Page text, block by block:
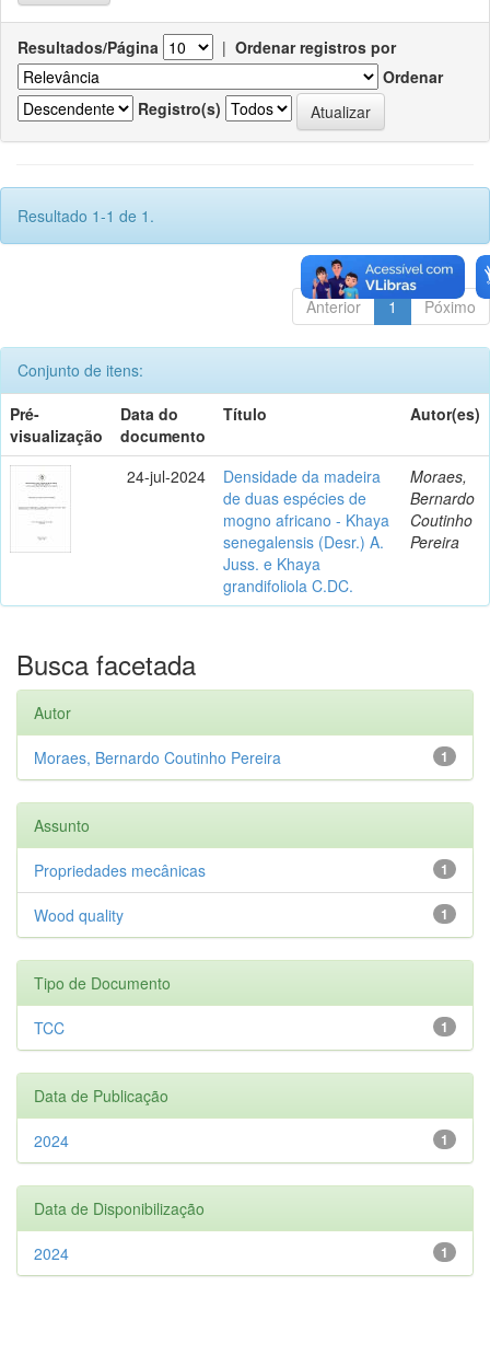
Resultados/Página | Ordenar registros por
Ordenar
Registro(s)
Resultado 1-1 de 1.
Anterior 1 Póximo
Conjunto de itens:
Pré-
visualização
Data do
documento
Título Autor(es)
24-jul-2024
Densidade da madeira
de duas espécies de
mogno africano - Khaya
senegalensis (Desr.) A.
Juss. e Khaya
grandifoliola C.DC.
Moraes,
Bernardo
Coutinho
Pereira
Busca facetada
Autor
1
Moraes, Bernardo Coutinho Pereira
Assunto
1
Propriedades mecânicas
1
Wood quality
Tipo de Documento
1
TCC
Data de Publicação
1
2024
Data de Disponibilização
1
2024